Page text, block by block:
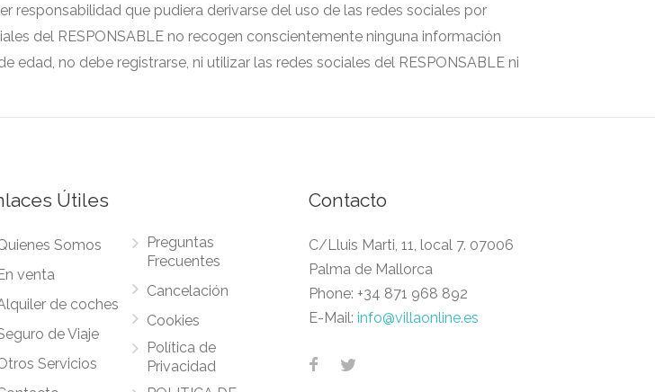
responsabilidad que pudiera derivarse del uso de las redes sociales por
del RESPONSABLE no recogen conscientemente ninguna información
edad, no debe registrarse, ni utilizar las redes sociales del RESPONSABLE ni
Útiles
Somos
venta
de coches
de Viaje
Servicios
Preguntas
Frecuentes
Cancelación
Cookies
Política de
Privacidad
Contacto
C/Lluis Marti, 11, local 7. 07006
Palma de Mallorca
Phone: +34 871 968 892
E-Mail: info@villaonline.es